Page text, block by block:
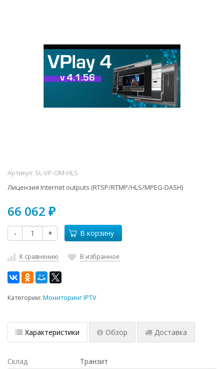
Артикул: SL-VP-OM-HLS
Лицензия Internet outputs (RTSP/RTMP/HLS/MPEG-DASH)
66 062 ₽
- + В корзину
К сравнению В избранное
Категории: Мониторинг IPTV
Характеристики Обзор Доставка
Склад
Транзит